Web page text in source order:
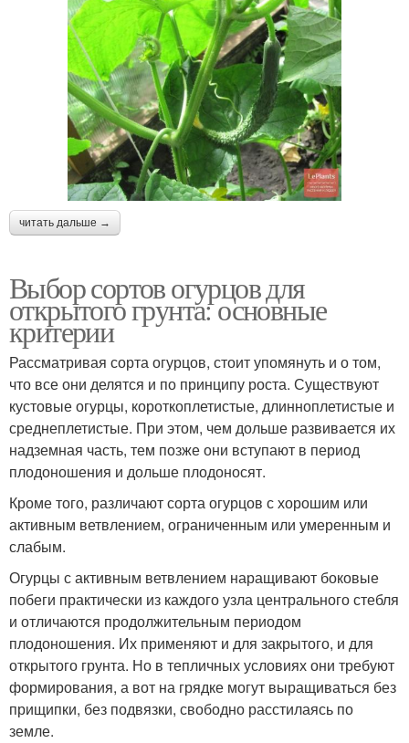
читать дальше →
Выбор сортов огурцов для
открытого грунта: основные
критерии
Рассматривая сорта огурцов, стоит упомянуть и о том,
что все они делятся и по принципу роста. Существуют
кустовые огурцы, короткоплетистые, длинноплетистые и
среднеплетистые. При этом, чем дольше развивается их
надземная часть, тем позже они вступают в период
плодоношения и дольше плодоносят.
Кроме того, различают сорта огурцов с хорошим или
активным ветвлением, ограниченным или умеренным и
слабым.
Огурцы с активным ветвлением наращивают боковые
побеги практически из каждого узла центрального стебля
и отличаются продолжительным периодом
плодоношения. Их применяют и для закрытого, и для
открытого грунта. Но в тепличных условиях они требуют
формирования, а вот на грядке могут выращиваться без
прищипки, без подвязки, свободно расстилаясь по
земле.